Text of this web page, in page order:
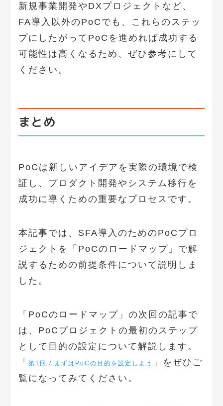
新規事業開発やDXプロジェクトなど、
FA導入以外のPoCでも、これらのステッ
プにしたがってPoCを進めれば成功する
可能性は高くなるため、ぜひ参考にして
ください。
まとめ
PoCは新しいアイデアを実際の環境で検
証し、プロダクト開発やシステム移行を
成功に導くための重要なプロセスです。
本記事では、SFA導入のためのPoCプロ
ジェクトを「PoCのロードマップ」で解
説するための前提条件について説明しま
した。
「PoCのロードマップ」の次回の記事で
は、PoCプロジェクトの最初のステップ
として目的の設定について解説します。
「第1回 / まずはPoCの目的を設定しよう
」をぜひご
覧になってみてください。